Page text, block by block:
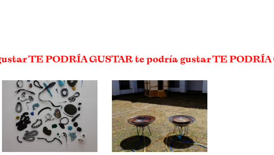
TE PODRÍA GUSTAR te podría gustar TE